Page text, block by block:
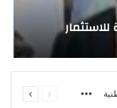
الصفحة